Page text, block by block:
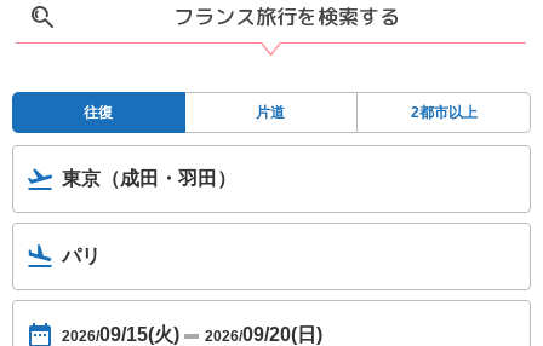
フランス旅行を検索する
往復 片道 2都市以上
東京（成田・羽田）
パリ
2026/09/15(火) 2026/09/20(日)